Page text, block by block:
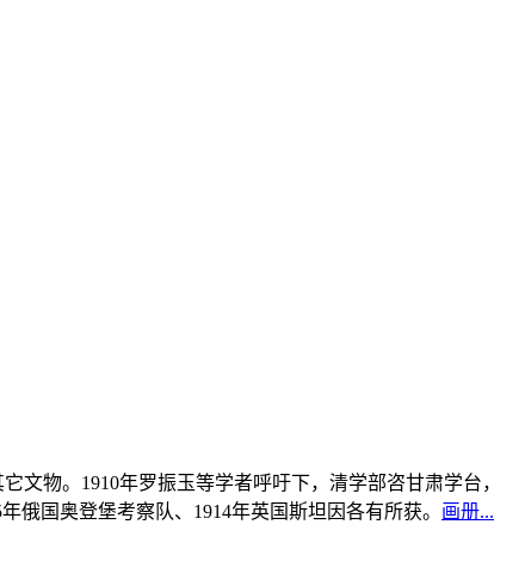
文物。1910年罗振玉等学者呼吁下，清学部咨甘肃学台，
俄国奥登堡考察队、1914年英国斯坦因各有所获。 画册...